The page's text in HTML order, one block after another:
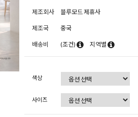
제조회사 블루모드 제휴사
제조국 중국
배송비 (조건) 지역별
색상
사이즈